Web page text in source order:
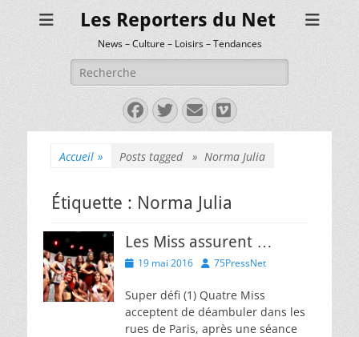
Les Reporters du Net
News – Culture – Loisirs – Tendances
Rechercher :
Facebook
Twitter
E-
mail
Vimeo
Accueil » Posts tagged » Norma Julia
Étiquette : Norma Julia
Les Miss assurent …
Posted19 mai 2016 Author
75PressNet
Super défi (1) Quatre Miss
acceptent de déambuler dans les
rues de Paris, après une séance